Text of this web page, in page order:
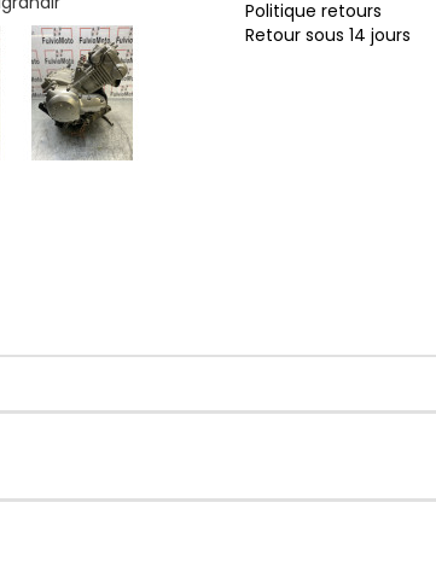
Politique retours
Retour sous 14 jours